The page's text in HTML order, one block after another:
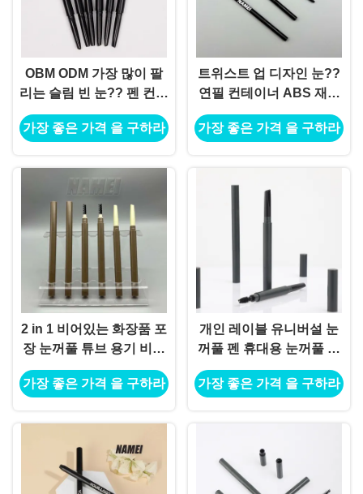
OBM ODM 가장 많이 팔
리는 슬림 빈 눈?? 펜 컨테
이너 슬림 빈 눈?? 펜
가장 좋은 가격 을 구하라
트위스트 업 디자인 눈??
연필 컨테이너 ABS 재료
자동 공식
가장 좋은 가격 을 구하라
2 in 1 비어있는 화장품 포
장 눈꺼풀 튜브 용기 비어
있는 안구 라인어 튜브 용
기
가장 좋은 가격 을 구하라
개인 레이블 유니버설 눈
꺼풀 펜 휴대용 눈꺼풀 메
이크업 펜 튜브 쌍 끝 눈꺼
풀 펜 사용자 정의 눈꺼풀
가장 좋은 가격 을 구하라